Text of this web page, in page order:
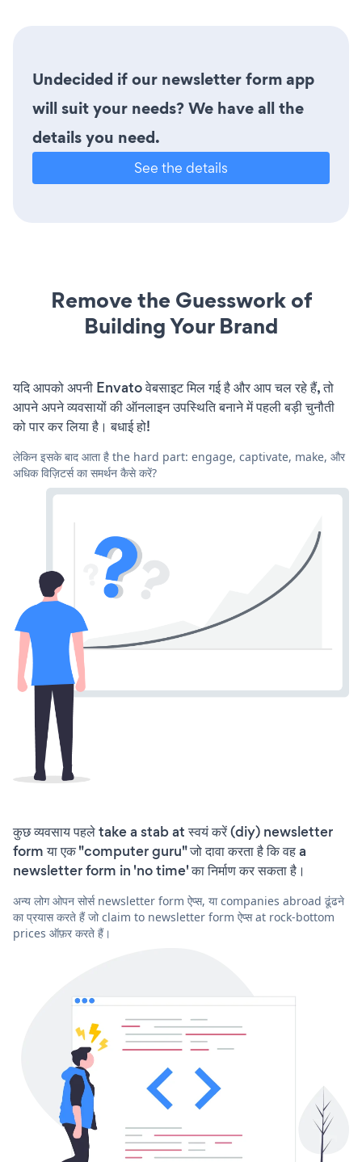
Undecided if our newsletter form app
will suit your needs? We have all the
details you need.
See the details
Remove the Guesswork of
Building Your Brand
यदि आपको अपनी Envato वेबसाइट मिल गई है और आप चल रहे हैं, तो
आपने अपने व्यवसायों की ऑनलाइन उपस्थिति बनाने में पहली बड़ी चुनौती
को पार कर लिया है। बधाई हो!
लेकिन इसके बाद आता है the hard part: engage, captivate, make, और
अधिक विज़िटर्स का समर्थन कैसे करें?
कुछ व्यवसाय पहले take a stab at स्वयं करें (diy) newsletter
form या एक "computer guru" जो दावा करता है कि वह a
newsletter form in 'no time' का निर्माण कर सकता है।
अन्य लोग ओपन सोर्स newsletter form ऐप्स, या companies abroad ढूंढने
का प्रयास करते हैं जो claim to newsletter form ऐप्स at rock-bottom
prices ऑफ़र करते हैं।